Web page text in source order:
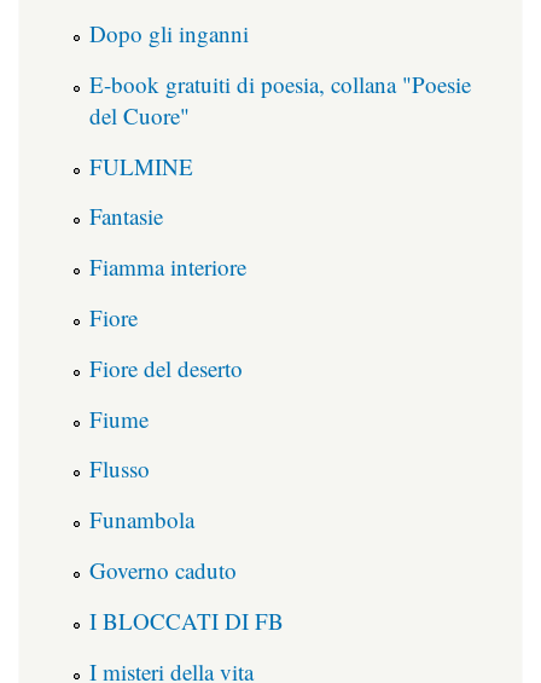
Dopo gli inganni
E-book gratuiti di poesia, collana "Poesie
del Cuore"
FULMINE
Fantasie
Fiamma interiore
Fiore
Fiore del deserto
Fiume
Flusso
Funambola
Governo caduto
I BLOCCATI DI FB
I misteri della vita